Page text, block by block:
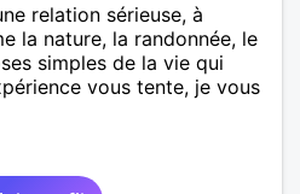
relation sérieuse, à
la nature, la randonnée, le
simples de la vie qui
vous tente, je vous